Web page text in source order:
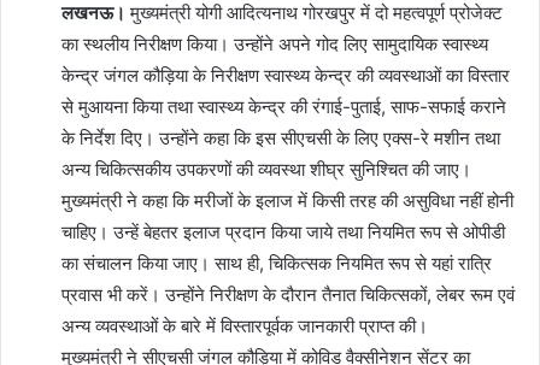
लखनऊ।मुख्यमंत्री योगी आदित्यनाथ गोरखपुर में दो महत्वपूर्ण प्रोजेक्ट
का स्थलीय निरीक्षण किया। उन्होंने अपने गोद लिए सामुदायिक स्वास्थ्य
केन्द्र जंगल कौड़िया के निरीक्षण स्वास्थ्य केन्द्र की व्यवस्थाओं का विस्तार
से मुआयना किया तथा स्वास्थ्य केन्द्र की रंगाई-पुताई, साफ-सफाई कराने
के निर्देश दिए। उन्होंने कहा कि इस सीएचसी के लिए एक्स-रे मशीन तथा
अन्य चिकित्सकीय उपकरणों की व्यवस्था शीघ्र सुनिश्चित की जाए।
मुख्यमंत्री ने कहा कि मरीजों के इलाज में किसी तरह की असुविधा नहीं होनी
चाहिए। उन्हें बेहतर इलाज प्रदान किया जाये तथा नियमित रूप से ओपीडी
का संचालन किया जाए। साथ ही, चिकित्सक नियमित रूप से यहां रात्रि
प्रवास भी करें। उन्होंने निरीक्षण के दौरान तैनात चिकित्सकों, लेबर रूम एवं
अन्य व्यवस्थाओं के बारे में विस्तारपूर्वक जानकारी प्राप्त की।
मुख्यमंत्री ने सीएचसी जंगल कौड़िया में कोविड वैक्सीनेशन सेंटर का